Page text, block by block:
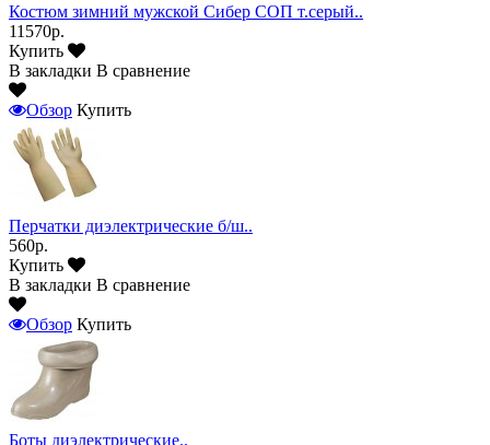
Костюм зимний мужской Сибер СОП т.серый..
11570р.
Купить
В закладки В сравнение
Обзор Купить
Перчатки диэлектрические б/ш..
560р.
Купить
В закладки В сравнение
Обзор Купить
Боты диэлектрические..